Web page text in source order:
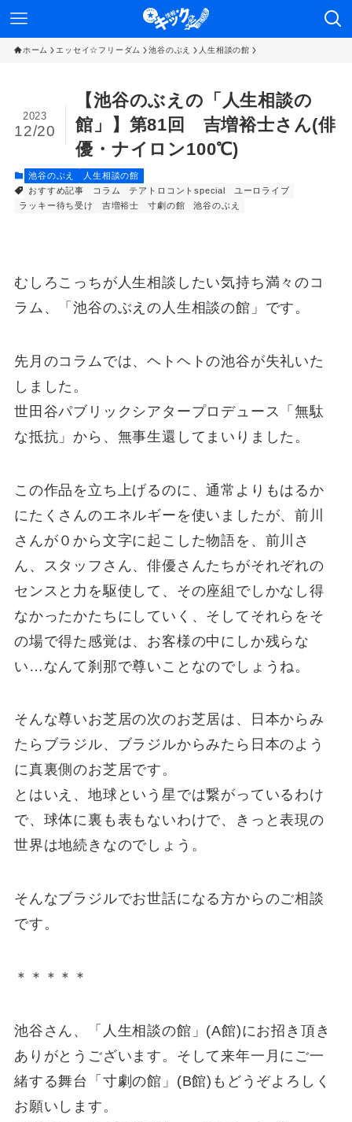
ホーム エッセイ☆フリーダム 池谷のぶえ 人生相談の館
【池谷のぶえの「人生相談の
館」】第81回 吉増裕士さん(俳
優・ナイロン100℃)
2023
12/20
池谷のぶえ
人生相談の館
おすすめ記事
コラム テアトロコントspecial
ユーロライブ
ラッキー待ち受け
吉増裕士 寸劇の館 池谷のぶえ
むしろこっちが人生相談したい気持ち満々のコ
ラム、「池谷のぶえの人生相談の館」です。
先月のコラムでは、ヘトヘトの池谷が失礼いた
しました。
世田谷パブリックシアタープロデュース「無駄
な抵抗」から、無事生還してまいりました。
この作品を立ち上げるのに、通常よりもはるか
にたくさんのエネルギーを使いましたが、前川
さんが０から文字に起こした物語を、前川さ
ん、スタッフさん、俳優さんたちがそれぞれの
センスと力を駆使して、その座組でしかなし得
なかったかたちにしていく、そしてそれらをそ
の場で得た感覚は、お客様の中にしか残らな
い…なんて刹那で尊いことなのでしょうね。
そんな尊いお芝居の次のお芝居は、日本からみ
たらブラジル、ブラジルからみたら日本のよう
に真裏側のお芝居です。
とはいえ、地球という星では繋がっているわけ
で、球体に裏も表もないわけで、きっと表現の
世界は地続きなのでしょう。
そんなブラジルでお世話になる方からのご相談
です。
＊＊＊＊＊
池谷さん、「人生相談の館」(A館)にお招き頂き
ありがとうございます。そして来年一月にご一
緒する舞台「寸劇の館」(B館)もどうぞよろしく
お願いします。